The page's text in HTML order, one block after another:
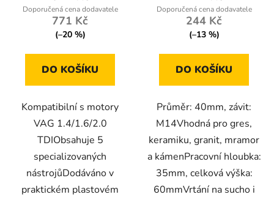
771 Kč
(–20 %)
DO KOŠÍKU
Kompatibilní s motory
VAG 1.4/1.6/2.0
TDIObsahuje 5
specializovaných
nástrojůDodáváno v
praktickém plastovém
244 Kč
(–13 %)
DO KOŠÍKU
Průměr: 40mm, závit:
M14Vhodná pro gres,
keramiku, granit, mramor
a kámenPracovní hloubka:
35mm, celková výška:
60mmVrtání na sucho i